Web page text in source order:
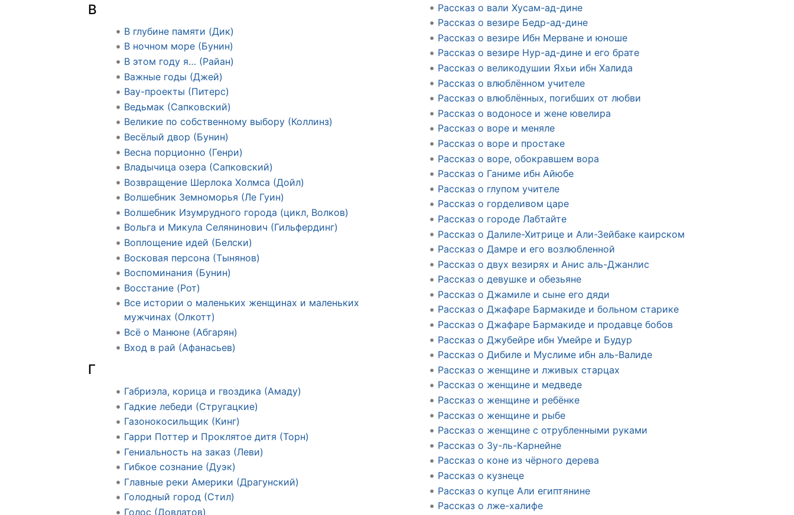
В
В глубине памяти (Дик)
В ночном море (Бунин)
В этом году я… (Райан)
Важные годы (Джей)
Вау-проекты (Питерс)
Ведьмак (Сапковский)
Великие по собственному выбору (Коллинз)
Весёлый двор (Бунин)
Весна порционно (Генри)
Владычица озера (Сапковский)
Возвращение Шерлока Холмса (Дойл)
Волшебник Земноморья (Ле Гуин)
Волшебник Изумрудного города (цикл, Волков)
Вольга и Микула Селянинович (Гильфердинг)
Воплощение идей (Белски)
Восковая персона (Тынянов)
Воспоминания (Бунин)
Восстание (Рот)
Все истории о маленьких женщинах и маленьких
мужчинах (Олкотт)
Всё о Манюне (Абгарян)
Вход в рай (Афанасьев)
Г
Габриэла, корица и гвоздика (Амаду)
Гадкие лебеди (Стругацкие)
Газонокосильщик (Кинг)
Гарри Поттер и Проклятое дитя (Торн)
Гениальность на заказ (Леви)
Гибкое сознание (Дуэк)
Главные реки Америки (Драгунский)
Голодный город (Стил)
Голос (Довлатов)
Рассказ о вали Хусам-ад-дине
Рассказ о везире Бедр-ад-дине
Рассказ о везире Ибн Мерване и юноше
Рассказ о везире Нур-ад-дине и его брате
Рассказ о великодушии Яхьи ибн Халида
Рассказ о влюблённом учителе
Рассказ о влюблённых, погибших от любви
Рассказ о водоносе и жене ювелира
Рассказ о воре и меняле
Рассказ о воре и простаке
Рассказ о воре, обокравшем вора
Рассказ о Ганиме ибн Айюбе
Рассказ о глупом учителе
Рассказ о горделивом царе
Рассказ о городе Лабтайте
Рассказ о Далиле-Хитрице и Али-Зейбаке каирском
Рассказ о Дамре и его возлюбленной
Рассказ о двух везирях и Анис аль-Джанлис
Рассказ о девушке и обезьяне
Рассказ о Джамиле и сыне его дяди
Рассказ о Джафаре Бармакиде и больном старике
Рассказ о Джафаре Бармакиде и продавце бобов
Рассказ о Джубейре ибн Умейре и Будур
Рассказ о Дибиле и Муслиме ибн аль-Валиде
Рассказ о женщине и лживых старцах
Рассказ о женщине и медведе
Рассказ о женщине и ребёнке
Рассказ о женщине и рыбе
Рассказ о женщине с отрубленными руками
Рассказ о Зу-ль-Карнейне
Рассказ о коне из чёрного дерева
Рассказ о кузнеце
Рассказ о купце Али египтянине
Рассказ о лже-халифе